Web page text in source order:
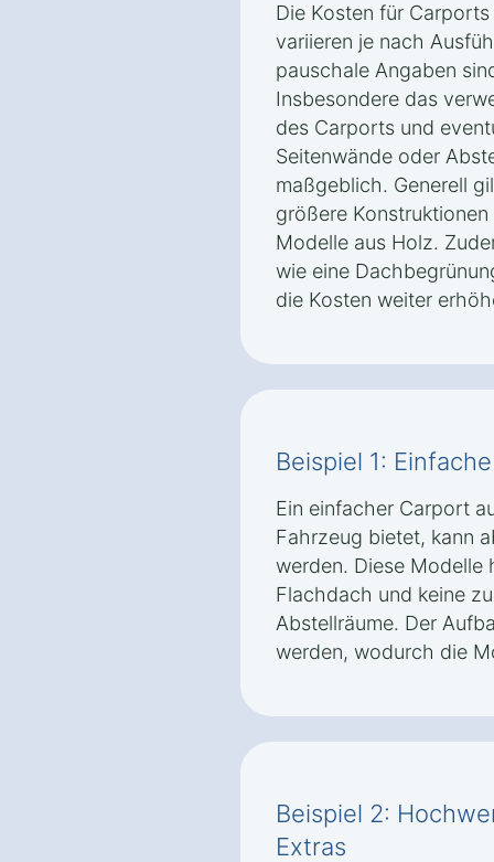
Die Kosten für
variieren je nach
pauschale Angaben
Insbesondere das
des Carports und
Seitenwände oder
maßgeblich. Generell
größere
Modelle aus Holz.
wie eine
die Kosten weiter
Beispiel 1:
Ein einfacher Carport
Fahrzeug bietet, kann
werden. Diese Modelle
Flachdach und keine
Abstellräume. Der
werden, wodurch die
Beispiel 2:
Extras